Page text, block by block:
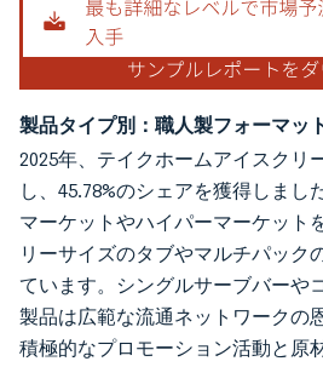
製品タイプ別：職人製フォーマッ
2025年、テイクホームアイスクリ
し、45.78%のシェアを獲得しまし
マーケットやハイパーマーケット
リーサイズのタブやマルチパック
ています。シングルサーブバーや
製品は広範な流通ネットワークの
積極的なプロモーション活動と原